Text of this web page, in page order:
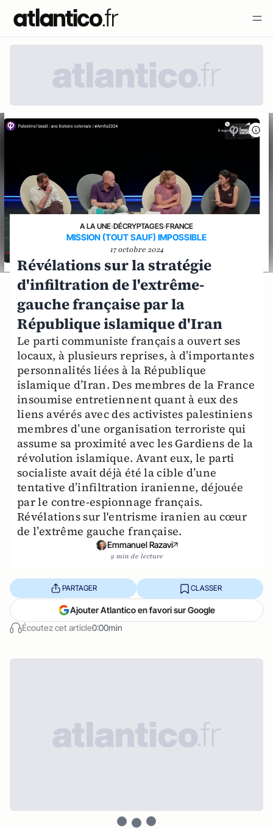
A LA UNE›DÉCRYPTAGES›FRANCE
MISSION (TOUT SAUF) IMPOSSIBLE
17 octobre 2024
Révélations sur la stratégie
d'infiltration de l'extrême-
gauche française par la
République islamique d'Iran
Le parti communiste français a ouvert ses
locaux, à plusieurs reprises, à d’importantes
personnalités liées à la République
islamique d’Iran. Des membres de la France
insoumise entretiennent quant à eux des
liens avérés avec des activistes palestiniens
membres d’une organisation terroriste qui
assume sa proximité avec les Gardiens de la
révolution islamique. Avant eux, le parti
socialiste avait déjà été la cible d’une
tentative d’infiltration iranienne, déjouée
par le contre-espionnage français.
Révélations sur l'entrisme iranien au cœur
de l’extrême gauche française.
Emmanuel Razavi
9 min de lecture
Écoutez cet article0:00min
PARTAGER CLASSER
Ajouter Atlantico en favori sur Google